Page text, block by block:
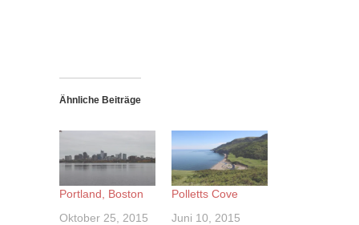
Ähnliche Beiträge
Portland, Boston
Oktober 25, 2015
Polletts Cove
Juni 10, 2015